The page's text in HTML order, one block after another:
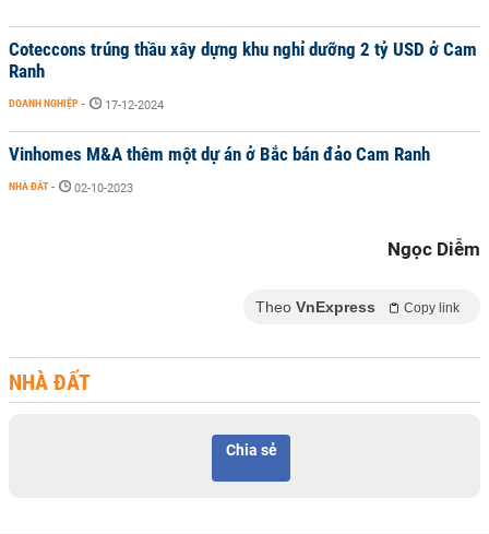
Coteccons trúng thầu xây dựng khu nghỉ dưỡng 2 tỷ USD ở Cam
Ranh
DOANH NGHIỆP - 17-12-2024
Vinhomes M&A thêm một dự án ở Bắc bán đảo Cam Ranh
NHÀ ĐẤT - 02-10-2023
Ngọc Diễm
Theo VnExpress Copy link
NHÀ ĐẤT
Chia sẻ